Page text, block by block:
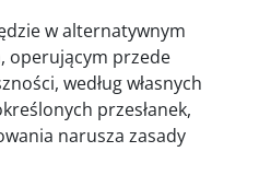
w alternatywnym
operującym przede
według własnych
przesłanek,
narusza zasady